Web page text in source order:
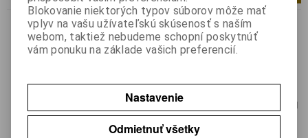
Nie je na sklade
Kolofónia 16g
Záruka (mesiacov):
LIESKOVEC:neznámy
Hmotnosť:0,04 kg
Blokovanie niektorých typov súborov môže mať
vplyv na vašu užívateľskú skúsenosť s naším
webom, taktiež nebudeme schopní poskytnúť
vám ponuku na základe vašich preferencií.
Nastavenie
Odmietnuť všetky